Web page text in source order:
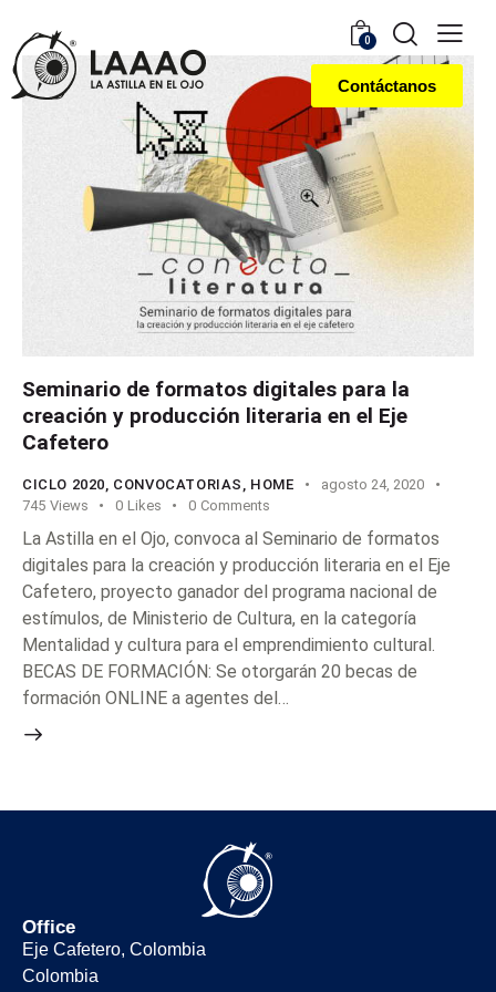
0
Contáctanos
Seminario de formatos digitales para la
creación y producción literaria en el Eje
Cafetero
CICLO 2020 CONVOCATORIAS HOME
agosto 24, 2020
745 Views 0 Likes 0 Comments
La Astilla en el Ojo, convoca al Seminario de formatos
digitales para la creación y producción literaria en el Eje
Cafetero, proyecto ganador del programa nacional de
estímulos, de Ministerio de Cultura, en la categoría
Mentalidad y cultura para el emprendimiento cultural.
BECAS DE FORMACIÓN: Se otorgarán 20 becas de
formación ONLINE a agentes del…
Office
Eje Cafetero, Colombia
Colombia